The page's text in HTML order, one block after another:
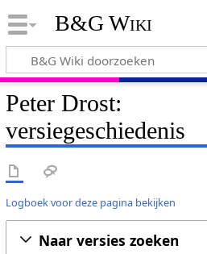
B&G Wiki
Peter Drost:
versiegeschiedenis
Logboek voor deze pagina bekijken
Naar versies zoeken